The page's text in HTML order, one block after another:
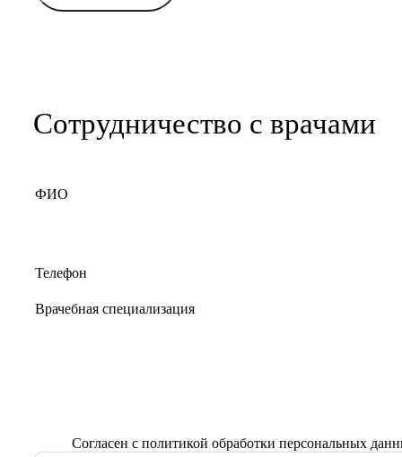
Сотрудничество с врачами
Согласен с политикой обработки персональных